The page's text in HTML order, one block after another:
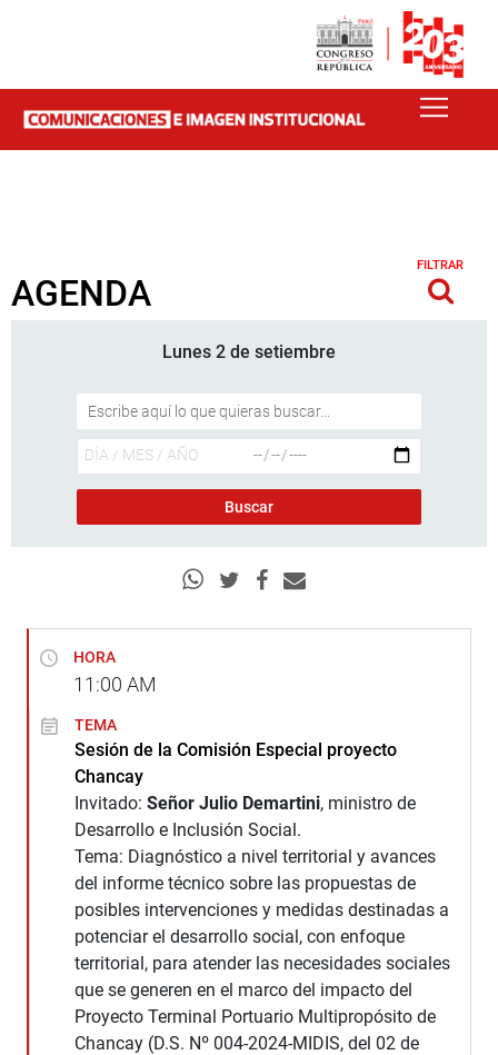
AGENDA
FILTRAR
Lunes 2 de setiembre
HORA
11:00 AM
TEMA
Sesión de la Comisión Especial proyecto
Chancay
Invitado: Señor Julio Demartini, ministro de
Desarrollo e Inclusión Social.
Tema: Diagnóstico a nivel territorial y avances
del informe técnico sobre las propuestas de
posibles intervenciones y medidas destinadas a
potenciar el desarrollo social, con enfoque
territorial, para atender las necesidades sociales
que se generen en el marco del impacto del
Proyecto Terminal Portuario Multipropósito de
Chancay (D.S. Nº 004-2024-MIDIS, del 02 de